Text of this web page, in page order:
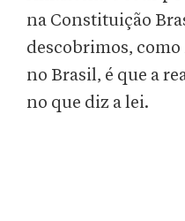
na Constituição
descobrimos,
no Brasil, é que a
no que diz a lei.